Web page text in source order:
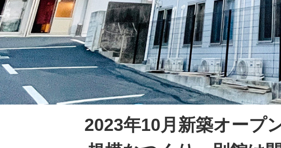
2023年10月新築オープ